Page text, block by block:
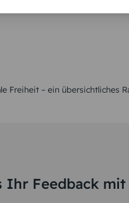
Freiheit – ein übersichtliches
Ihr Feedback mit